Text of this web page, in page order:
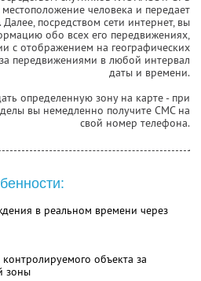
человека и передает
посредством сети интернет, вы
обо всех его передвижениях,
с отображением на географических
передвижениями в любой интервал
даты и времени.
определенную зону на карте - при
вы немедленно получите СМС на
свой номер телефона.
в реальном времени через
объекта за
зоны